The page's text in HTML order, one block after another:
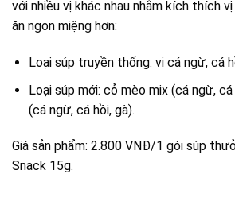
với nhiều vị khác nhau nhằm kích thích
ăn ngon miệng hơn:
Loại súp truyền thống: vị cá ngừ, cá
Loại súp mới: cỏ mèo mix (cá ngừ,
(cá ngừ, cá hồi, gà).
Giá sản phẩm: 2.800 VNĐ/1 gói súp
Snack 15g.